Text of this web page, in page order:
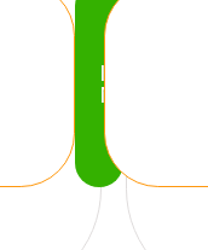
Köp
Nu